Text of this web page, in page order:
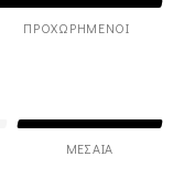
ΠΡΟΧΩΡΗΜΈΝΟΙ
ΜΕΣΑΊΑ